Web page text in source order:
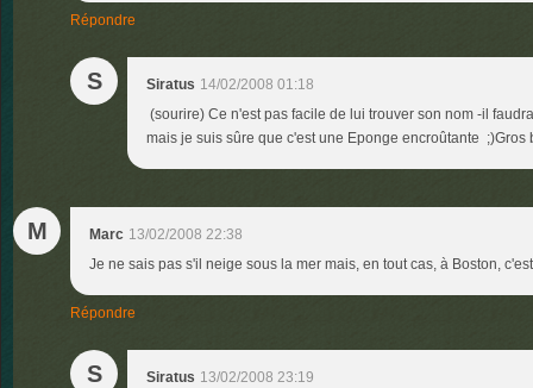
Répondre
S Siratus 14/02/2008 01:18
(sourire) Ce n'est pas facile de lui trouver son nom -il
mais je suis sûre que c'est une Eponge encroûtante ;)Gros
M Marc 13/02/2008 22:38
Je ne sais pas s'il neige sous la mer mais, en tout cas, à Boston,
Répondre
S Siratus 13/02/2008 23:19